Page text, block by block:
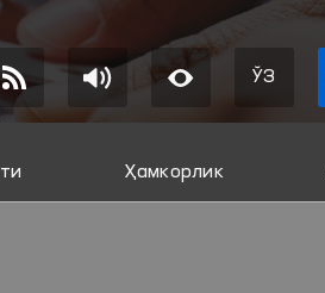
ЎЗ
Ҳамкорлик